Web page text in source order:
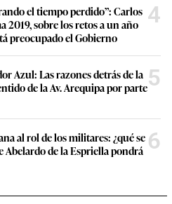
el tiempo perdido”: Carlos
2019, sobre los retos a un año
preocupado el Gobierno
4
Azul: Las razones detrás de la
de la Av. Arequipa por parte5
al rol de los militares: ¿qué se
Abelardo de la Espriella pondrá 6